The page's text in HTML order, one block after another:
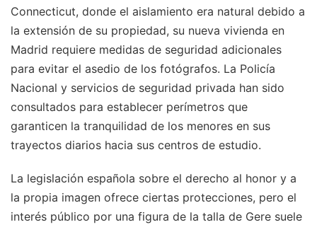
Connecticut, donde el aislamiento era natural debido a
la extensión de su propiedad, su nueva vivienda en
Madrid requiere medidas de seguridad adicionales
para evitar el asedio de los fotógrafos. La Policía
Nacional y servicios de seguridad privada han sido
consultados para establecer perímetros que
garanticen la tranquilidad de los menores en sus
trayectos diarios hacia sus centros de estudio.
La legislación española sobre el derecho al honor y a
la propia imagen ofrece ciertas protecciones, pero el
interés público por una figura de la talla de Gere suele